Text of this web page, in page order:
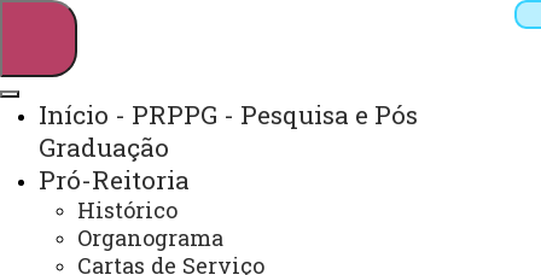
Webmail Sistemas
Início - PRPPG - Pesquisa e Pós
Graduação
Pró-Reitoria
Histórico
Organograma
Cartas de Serviço